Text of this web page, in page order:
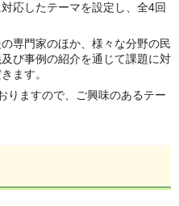
応したテーマを設定し、全4回
専門家のほか、様々な分野の民
び事例の紹介を通じて課題に対
ます。
りますので、ご興味のあるテー